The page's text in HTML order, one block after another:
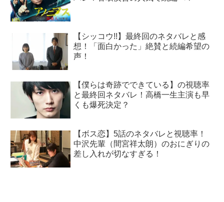
【シッコウ!!】最終回のネタバレと感
想！「面白かった」絶賛と続編希望の
声！
【僕らは奇跡でできている】の視聴率
と最終回ネタバレ！高橋一生主演も早
くも爆死決定？
【ボス恋】5話のネタバレと視聴率！
中沢先輩（間宮祥太朗）のおにぎりの
差し入れが切なすぎる！